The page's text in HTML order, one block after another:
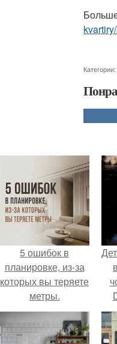
Категории:
5 ошибок в
планировке, из-за
которых вы теряете
метры.